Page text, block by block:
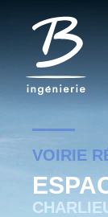
VOIRIE